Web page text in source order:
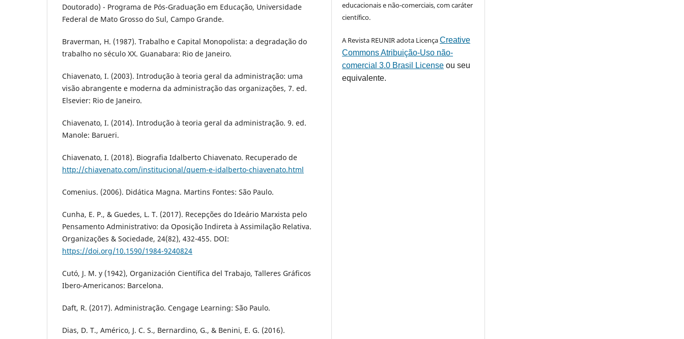
Doutorado) - Programa de Pós-Graduação em Educação, Universidade
Federal de Mato Grosso do Sul, Campo Grande.
Braverman, H. (1987). Trabalho e Capital Monopolista: a degradação do
trabalho no século XX. Guanabara: Rio de Janeiro.
Chiavenato, I. (2003). Introdução à teoria geral da administração: uma
visão abrangente e moderna da administração das organizações, 7. ed.
Elsevier: Rio de Janeiro.
Chiavenato, I. (2014). Introdução à teoria geral da administração. 9. ed.
Manole: Barueri.
Chiavenato, I. (2018). Biografia Idalberto Chiavenato. Recuperado de
http://chiavenato.com/institucional/quem-e-idalberto-chiavenato.html
Comenius. (2006). Didática Magna. Martins Fontes: São Paulo.
Cunha, E. P., & Guedes, L. T. (2017). Recepções do Ideário Marxista pelo
Pensamento Administrativo: da Oposição Indireta à Assimilação Relativa.
Organizações & Sociedade, 24(82), 432-455. DOI:
https://doi.org/10.1590/1984-9240824
Cutó, J. M. y (1942), Organización Científica del Trabajo, Talleres Gráficos
Ibero-Americanos: Barcelona.
Daft, R. (2017). Administração. Cengage Learning: São Paulo.
Dias, D. T., Américo, J. C. S., Bernardino, G., & Benini, E. G. (2016).
educacionais e não-comerciais, com caráter
científico.
A Revista REUNIR adota LicençaCreative
Commons Atribuição-Uso não-
comercial 3.0 Brasil License ou seu
equivalente.